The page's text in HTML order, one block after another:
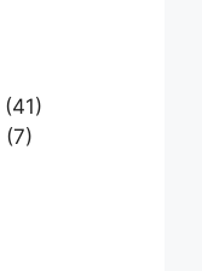
(41)
(7)